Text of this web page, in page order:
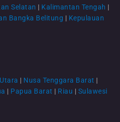
Selatan | Kalimantan Tengah |
Bangka Belitung | Kepulauan
| Nusa Tenggara Barat |
| Papua Barat | Riau | Sulawesi